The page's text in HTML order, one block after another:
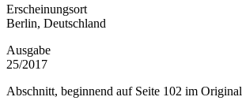
Erscheinungsort
Berlin, Deutschland
Ausgabe
25/2017
Abschnitt, beginnend auf Seite 102 im Original